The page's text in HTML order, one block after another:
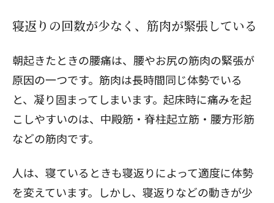
寝返りの回数が少なく、筋肉が緊張している
朝起きたときの腰痛は、腰やお尻の筋肉の緊張が
原因の一つです。筋肉は長時間同じ体勢でいる
と、凝り固まってしまいます。起床時に痛みを起
こしやすいのは、中殿筋・脊柱起立筋・腰方形筋
などの筋肉です。
人は、寝ているときも寝返りによって適度に体勢
を変えています。しかし、寝返りなどの動きが少